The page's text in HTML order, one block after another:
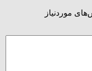
موردنیاز